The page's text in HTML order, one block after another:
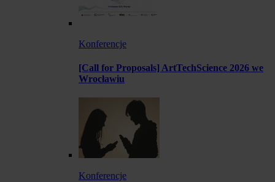
Konferencje
[Call for Proposals] ArtTechScience 2026 we
Wrocławiu
Konferencje